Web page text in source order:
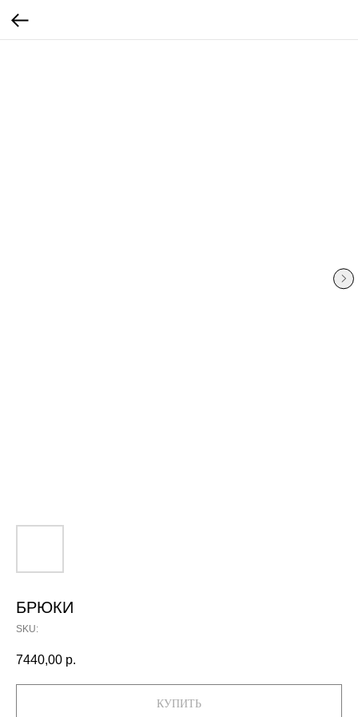
БРЮКИ
SKU:
7440,00 р.
КУПИТЬ